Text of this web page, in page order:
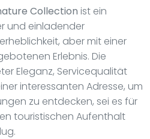
Collection ist ein
und einladender
aber mit einer
Erlebnis. Die
Eleganz, Servicequalität
interessanten Adresse, um
zu entdecken, sei es für
touristischen Aufenthalt